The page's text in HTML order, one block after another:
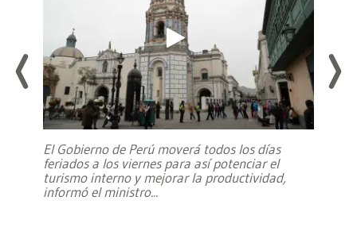
El Gobierno de Perú moverá todos los días
feriados a los viernes para así potenciar el
turismo interno y mejorar la productividad,
informó el ministro...